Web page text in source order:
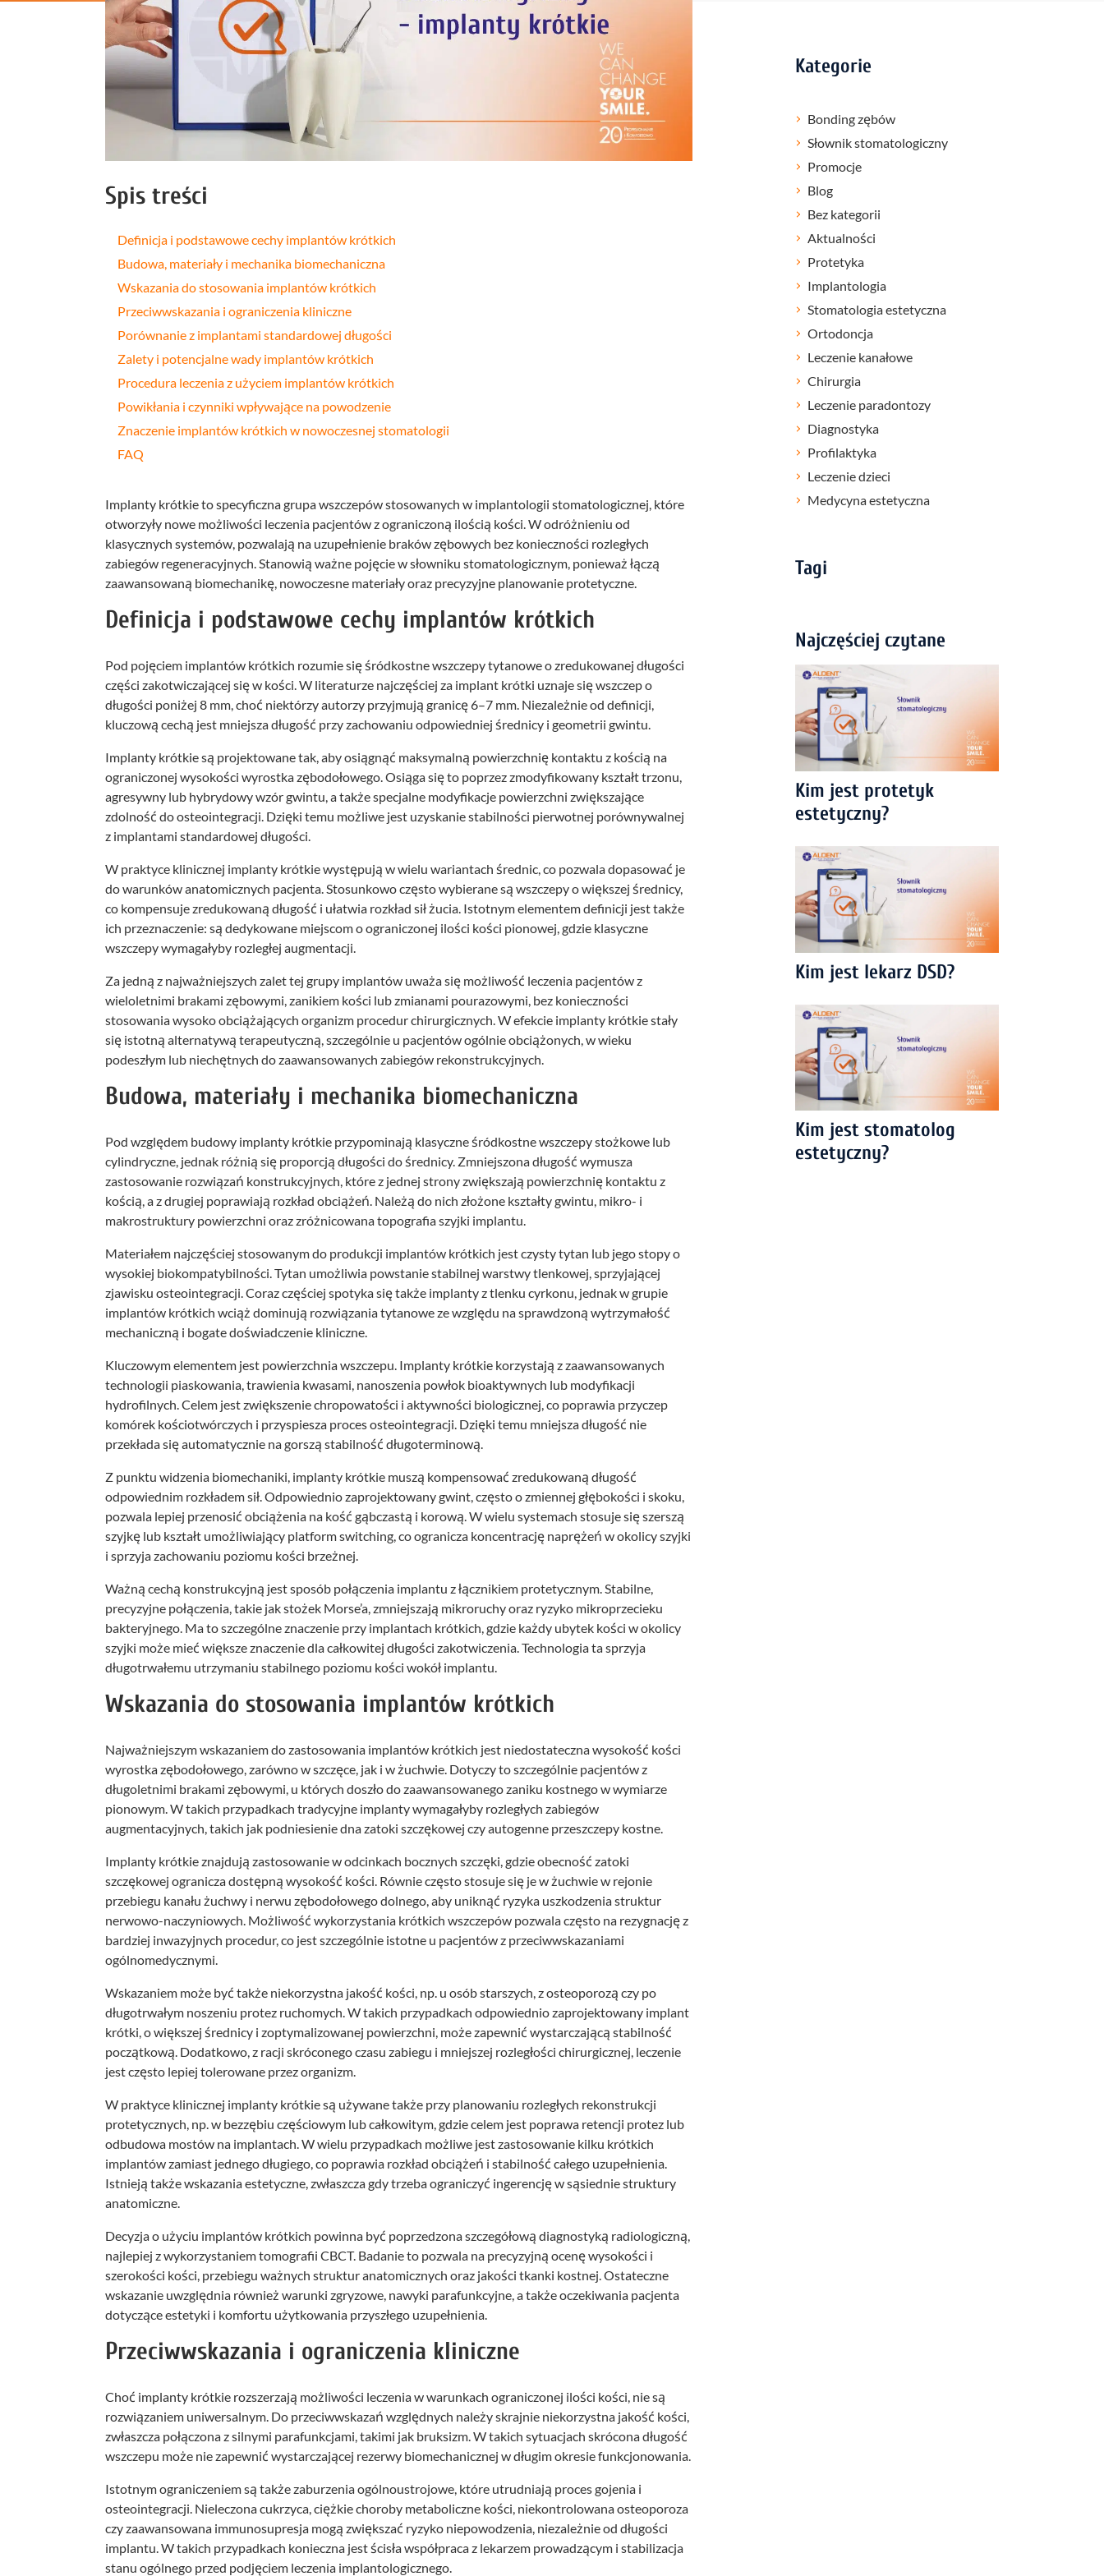
Profilaktyka
nakładkowa –
Invisalign®
Higienizacja
Stomatologia
zachowawcza
Medycyna
estetyczna
Periodontologia
Spis treści
Definicja i podstawowe cechy implantów krótkich
Budowa, materiały i mechanika biomechaniczna
Wskazania do stosowania implantów krótkich
Przeciwwskazania i ograniczenia kliniczne
Porównanie z implantami standardowej długości
Zalety i potencjalne wady implantów krótkich
Procedura leczenia z użyciem implantów krótkich
Powikłania i czynniki wpływające na powodzenie
Znaczenie implantów krótkich w nowoczesnej stomatologii
FAQ
Implanty krótkie to specyficzna grupa wszczepów stosowanych w implantologii stomatologicznej, które
otworzyły nowe możliwości leczenia pacjentów z ograniczoną ilością kości. W odróżnieniu od
klasycznych systemów, pozwalają na uzupełnienie braków zębowych bez konieczności rozległych
zabiegów regeneracyjnych. Stanowią ważne pojęcie w słowniku stomatologicznym, ponieważ łączą
zaawansowaną biomechanikę, nowoczesne materiały oraz precyzyjne planowanie protetyczne.
Definicja i podstawowe cechy implantów krótkich
Pod pojęciem implantów krótkich rozumie się śródkostne wszczepy tytanowe o zredukowanej długości
części zakotwiczającej się w kości. W literaturze najczęściej za implant krótki uznaje się wszczep o
długości poniżej 8 mm, choć niektórzy autorzy przyjmują granicę 6–7 mm. Niezależnie od definicji,
kluczową cechą jest mniejsza długość przy zachowaniu odpowiedniej średnicy i geometrii gwintu.
Implanty krótkie są projektowane tak, aby osiągnąć maksymalną powierzchnię kontaktu z kością na
ograniczonej wysokości wyrostka zębodołowego. Osiąga się to poprzez zmodyfikowany kształt trzonu,
agresywny lub hybrydowy wzór gwintu, a także specjalne modyfikacje powierzchni zwiększające
zdolność do osteointegracji. Dzięki temu możliwe jest uzyskanie stabilności pierwotnej porównywalnej
z implantami standardowej długości.
W praktyce klinicznej implanty krótkie występują w wielu wariantach średnic, co pozwala dopasować je
do warunków anatomicznych pacjenta. Stosunkowo często wybierane są wszczepy o większej średnicy,
co kompensuje zredukowaną długość i ułatwia rozkład sił żucia. Istotnym elementem definicji jest także
ich przeznaczenie: są dedykowane miejscom o ograniczonej ilości kości pionowej, gdzie klasyczne
wszczepy wymagałyby rozległej augmentacji.
Za jedną z najważniejszych zalet tej grupy implantów uważa się możliwość leczenia pacjentów z
wieloletnimi brakami zębowymi, zanikiem kości lub zmianami pourazowymi, bez konieczności
stosowania wysoko obciążających organizm procedur chirurgicznych. W efekcie implanty krótkie stały
się istotną alternatywą terapeutyczną, szczególnie u pacjentów ogólnie obciążonych, w wieku
podeszłym lub niechętnych do zaawansowanych zabiegów rekonstrukcyjnych.
Budowa, materiały i mechanika biomechaniczna
Pod względem budowy implanty krótkie przypominają klasyczne śródkostne wszczepy stożkowe lub
cylindryczne, jednak różnią się proporcją długości do średnicy. Zmniejszona długość wymusza
zastosowanie rozwiązań konstrukcyjnych, które z jednej strony zwiększają powierzchnię kontaktu z
kością, a z drugiej poprawiają rozkład obciążeń. Należą do nich złożone kształty gwintu, mikro- i
makrostruktury powierzchni oraz zróżnicowana topografia szyjki implantu.
Materiałem najczęściej stosowanym do produkcji implantów krótkich jest czysty tytan lub jego stopy o
wysokiej biokompatybilności. Tytan umożliwia powstanie stabilnej warstwy tlenkowej, sprzyjającej
zjawisku osteointegracji. Coraz częściej spotyka się także implanty z tlenku cyrkonu, jednak w grupie
implantów krótkich wciąż dominują rozwiązania tytanowe ze względu na sprawdzoną wytrzymałość
mechaniczną i bogate doświadczenie kliniczne.
Kluczowym elementem jest powierzchnia wszczepu. Implanty krótkie korzystają z zaawansowanych
technologii piaskowania, trawienia kwasami, nanoszenia powłok bioaktywnych lub modyfikacji
hydrofilnych. Celem jest zwiększenie chropowatości i aktywności biologicznej, co poprawia przyczep
komórek kościotwórczych i przyspiesza proces osteointegracji. Dzięki temu mniejsza długość nie
przekłada się automatycznie na gorszą stabilność długoterminową.
Z punktu widzenia biomechaniki, implanty krótkie muszą kompensować zredukowaną długość
odpowiednim rozkładem sił. Odpowiednio zaprojektowany gwint, często o zmiennej głębokości i skoku,
pozwala lepiej przenosić obciążenia na kość gąbczastą i korową. W wielu systemach stosuje się szerszą
szyjkę lub kształt umożliwiający platform switching, co ogranicza koncentrację naprężeń w okolicy szyjki
i sprzyja zachowaniu poziomu kości brzeżnej.
Ważną cechą konstrukcyjną jest sposób połączenia implantu z łącznikiem protetycznym. Stabilne,
precyzyjne połączenia, takie jak stożek Morse’a, zmniejszają mikroruchy oraz ryzyko mikroprzecieku
bakteryjnego. Ma to szczególne znaczenie przy implantach krótkich, gdzie każdy ubytek kości w okolicy
szyjki może mieć większe znaczenie dla całkowitej długości zakotwiczenia. Technologia ta sprzyja
długotrwałemu utrzymaniu stabilnego poziomu kości wokół implantu.
Wskazania do stosowania implantów krótkich
Najważniejszym wskazaniem do zastosowania implantów krótkich jest niedostateczna wysokość kości
wyrostka zębodołowego, zarówno w szczęce, jak i w żuchwie. Dotyczy to szczególnie pacjentów z
długoletnimi brakami zębowymi, u których doszło do zaawansowanego zaniku kostnego w wymiarze
pionowym. W takich przypadkach tradycyjne implanty wymagałyby rozległych zabiegów
augmentacyjnych, takich jak podniesienie dna zatoki szczękowej czy autogenne przeszczepy kostne.
Implanty krótkie znajdują zastosowanie w odcinkach bocznych szczęki, gdzie obecność zatoki
szczękowej ogranicza dostępną wysokość kości. Równie często stosuje się je w żuchwie w rejonie
przebiegu kanału żuchwy i nerwu zębodołowego dolnego, aby uniknąć ryzyka uszkodzenia struktur
nerwowo-naczyniowych. Możliwość wykorzystania krótkich wszczepów pozwala często na rezygnację z
bardziej inwazyjnych procedur, co jest szczególnie istotne u pacjentów z przeciwwskazaniami
ogólnomedycznymi.
Wskazaniem może być także niekorzystna jakość kości, np. u osób starszych, z osteoporozą czy po
długotrwałym noszeniu protez ruchomych. W takich przypadkach odpowiednio zaprojektowany implant
krótki, o większej średnicy i zoptymalizowanej powierzchni, może zapewnić wystarczającą stabilność
początkową. Dodatkowo, z racji skróconego czasu zabiegu i mniejszej rozległości chirurgicznej, leczenie
jest często lepiej tolerowane przez organizm.
W praktyce klinicznej implanty krótkie są używane także przy planowaniu rozległych rekonstrukcji
protetycznych, np. w bezzębiu częściowym lub całkowitym, gdzie celem jest poprawa retencji protez lub
odbudowa mostów na implantach. W wielu przypadkach możliwe jest zastosowanie kilku krótkich
implantów zamiast jednego długiego, co poprawia rozkład obciążeń i stabilność całego uzupełnienia.
Istnieją także wskazania estetyczne, zwłaszcza gdy trzeba ograniczyć ingerencję w sąsiednie struktury
anatomiczne.
Decyzja o użyciu implantów krótkich powinna być poprzedzona szczegółową diagnostyką radiologiczną,
najlepiej z wykorzystaniem tomografii CBCT. Badanie to pozwala na precyzyjną ocenę wysokości i
szerokości kości, przebiegu ważnych struktur anatomicznych oraz jakości tkanki kostnej. Ostateczne
wskazanie uwzględnia również warunki zgryzowe, nawyki parafunkcyjne, a także oczekiwania pacjenta
dotyczące estetyki i komfortu użytkowania przyszłego uzupełnienia.
Przeciwwskazania i ograniczenia kliniczne
Choć implanty krótkie rozszerzają możliwości leczenia w warunkach ograniczonej ilości kości, nie są
rozwiązaniem uniwersalnym. Do przeciwwskazań względnych należy skrajnie niekorzystna jakość kości,
zwłaszcza połączona z silnymi parafunkcjami, takimi jak bruksizm. W takich sytuacjach skrócona długość
wszczepu może nie zapewnić wystarczającej rezerwy biomechanicznej w długim okresie funkcjonowania.
Istotnym ograniczeniem są także zaburzenia ogólnoustrojowe, które utrudniają proces gojenia i
osteointegracji. Nieleczona cukrzyca, ciężkie choroby metaboliczne kości, niekontrolowana osteoporoza
czy zaawansowana immunosupresja mogą zwiększać ryzyko niepowodzenia, niezależnie od długości
implantu. W takich przypadkach konieczna jest ścisła współpraca z lekarzem prowadzącym i stabilizacja
stanu ogólnego przed podjęciem leczenia implantologicznego.
Kategorie
Bonding zębów
Słownik stomatologiczny
Promocje
Blog
Bez kategorii
Aktualności
Protetyka
Implantologia
Stomatologia estetyczna
Ortodoncja
Leczenie kanałowe
Chirurgia
Leczenie paradontozy
Diagnostyka
Profilaktyka
Leczenie dzieci
Medycyna estetyczna
Tagi
Najczęściej czytane
Kim jest protetyk
estetyczny?
Kim jest lekarz DSD?
Kim jest stomatolog
estetyczny?